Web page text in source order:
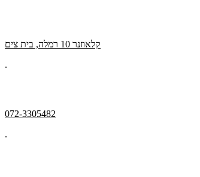
קלאוזנר 10 רמלה, בית צים
.
072-3305482
.